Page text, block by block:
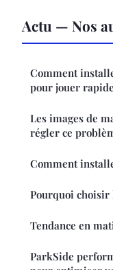
Actu — Nos
Comment
pour jouer
Les images de
régler ce
Comment
Pourquoi choisir
Tendance en
ParkSide